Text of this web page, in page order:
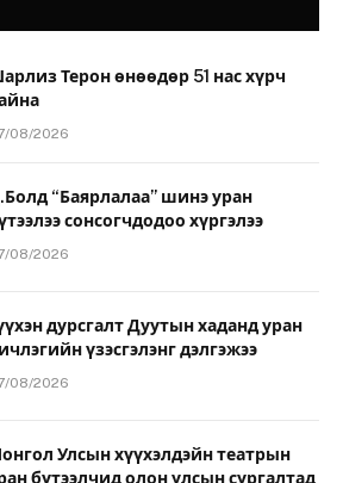
Терон өнөөдөр 51 нас хүрч
08/2026
“Баярлалаа” шинэ уран
сонсогчдодоо хүргэлээ
08/2026
дурсгалт Дуутын хаданд уран
үзэсгэлэнг дэлгэжээ
08/2026
Улсын хүүхэлдэйн театрын
бүтээлчид олон улсын сургалтад